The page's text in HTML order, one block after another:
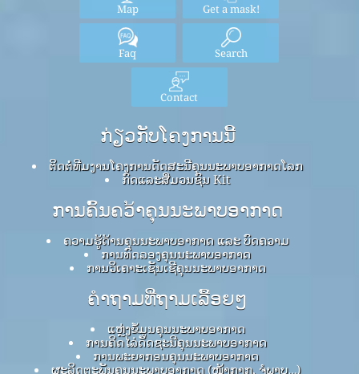
Map Get a mask!
Faq Search
Contact
ກ່ຽວກັບໂຄງການນີ້
ຕິດຕໍ່ທີມງານໂຄງການດັດສະນີຄຸນນະພາບອາກາດໂລກ
ກົດ​ແລະ​ສື່​ມວນ​ຊົນ Kit
ການຄົ້ນຄວ້າຄຸນນະພາບອາກາດ
ຄວາມຮູ້ດ້ານຄຸນນະພາບອາກາດ ແລະ ບົດຄວາມ
ການທົດລອງຄຸນນະພາບອາກາດ
ການວິເຄາະເຊັນເຊີຄຸນນະພາບອາກາດ
ຄໍາຖາມທີ່ຖາມເລື້ອຍໆ
ແຫຼ່ງຂໍ້ມູນຄຸນນະພາບອາກາດ
ການຄິດໄລ່ດັດຊະນີຄຸນນະພາບອາກາດ
ການພະຍາກອນຄຸນນະພາບອາກາດ
ຜະລິດຕະພັນຄຸນນະພາບອາກາດ (ໜ້າກາກ, ຈໍພາບ…)